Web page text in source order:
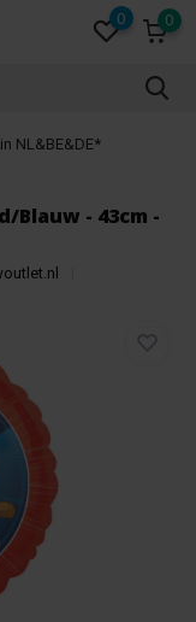
0 0
NL&BE&DE*
Blauw - 43cm -